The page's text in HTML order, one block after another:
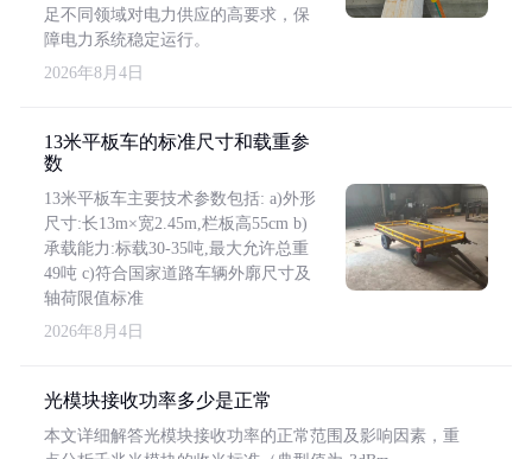
足不同领域对电力供应的高要求，保
障电力系统稳定运行。
2026年8月4日
13米平板车的标准尺寸和载重参
数
13米平板车主要技术参数包括: a)外形
尺寸:长13m×宽2.45m,栏板高55cm b)
承载能力:标载30-35吨,最大允许总重
49吨 c)符合国家道路车辆外廓尺寸及
轴荷限值标准
2026年8月4日
光模块接收功率多少是正常
本文详细解答光模块接收功率的正常范围及影响因素，重